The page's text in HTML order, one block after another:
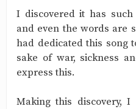
I discovered it has
and even the words are
had dedicated this song
sake of war, sickness
express this.
Making this discovery,